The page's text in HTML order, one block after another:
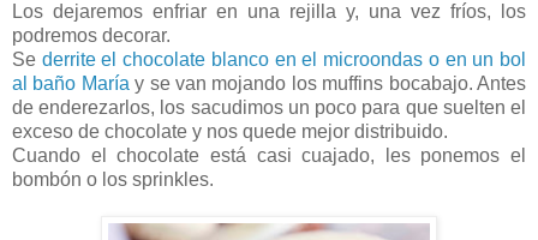
Los dejaremos enfriar en una rejilla y, una vez fríos, los
podremos decorar.
Se derrite el chocolate blanco en el microondas o en un bol
al baño María y se van mojando los muffins bocabajo. Antes
de enderezarlos, los sacudimos un poco para que suelten el
exceso de chocolate y nos quede mejor distribuido.
Cuando el chocolate está casi cuajado, les ponemos el
bombón o los sprinkles.